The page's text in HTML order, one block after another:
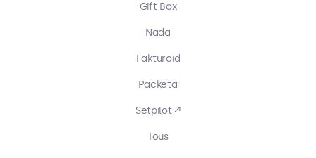
Gift Box
Nada
Fakturoid
Packeta
Setpilot ↗
Tous